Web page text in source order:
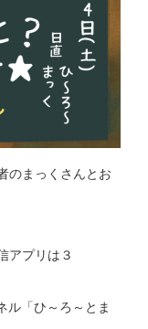
のまっくさんとお
アプリは３
「ひ～ろ～とま